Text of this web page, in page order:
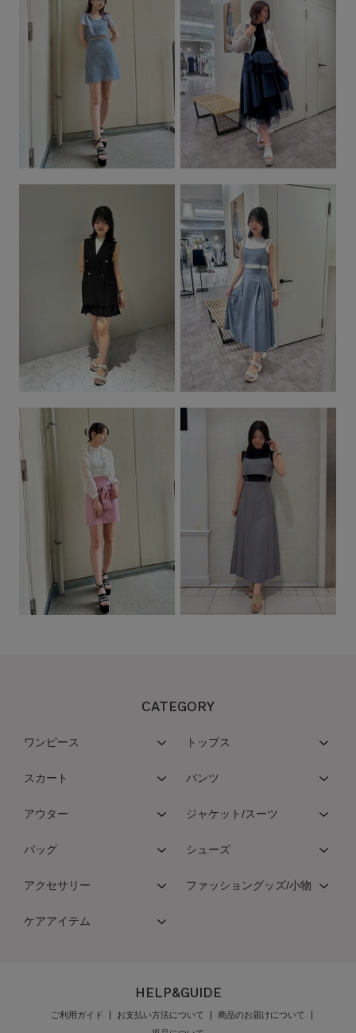
CATEGORY
ワンピース トップス
スカート パンツ
アウター ジャケット/スーツ
バッグ シューズ
アクセサリー ファッショングッズ/小物
ケアアイテム
HELP&GUIDE
ご利用ガイド お支払い方法について
商品のお届けについて